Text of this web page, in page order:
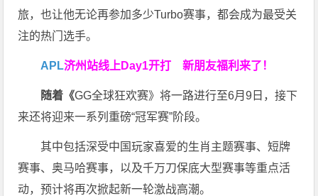
旅，也让他无论再参加多少Turbo赛事，都会成为最受关
注的热门选手。
APL济州站线上Day1开打新朋友福利来了！
随着《GG全球狂欢赛》将一路进行至6月9日，接下
来还将迎来一系列重磅“冠军赛”阶段。
其中包括深受中国玩家喜爱的生肖主题赛事、短牌
赛事、奥马哈赛事，以及千万刀保底大型赛事等重点活
动，预计将再次掀起新一轮激战高潮。